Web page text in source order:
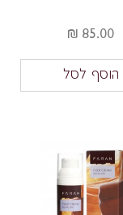
85.00 ₪
הוסף לסל